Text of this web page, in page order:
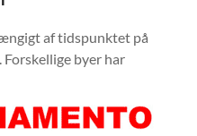
af tidspunktet på
Forskellige byer har